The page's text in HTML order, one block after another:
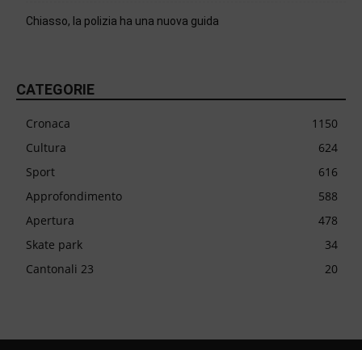
Chiasso, la polizia ha una nuova guida
CATEGORIE
Cronaca
1150
Cultura
624
Sport
616
Approfondimento
588
Apertura
478
Skate park
34
Cantonali 23
20